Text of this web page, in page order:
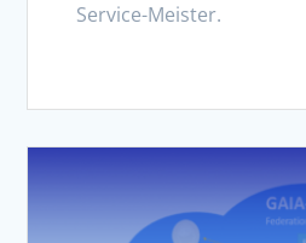
Service-Meister.